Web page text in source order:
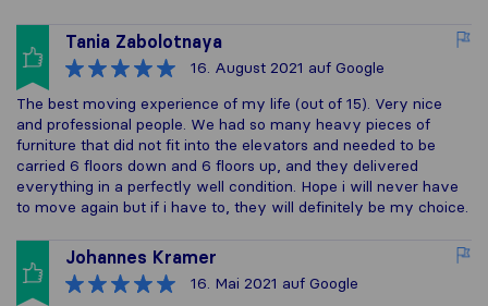
Tania Zabolotnaya
16. August 2021 auf Google
The best moving experience of my life (out of 15). Very nice
and professional people. We had so many heavy pieces of
furniture that did not fit into the elevators and needed to be
carried 6 floors down and 6 floors up, and they delivered
everything in a perfectly well condition. Hope i will never have
to move again but if i have to, they will definitely be my choice.
Johannes Kramer
16. Mai 2021 auf Google